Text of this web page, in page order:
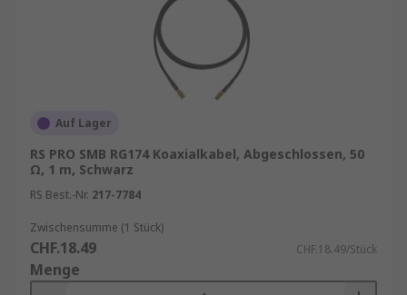
Auf Lager
RS PRO SMB RG174 Koaxialkabel, Abgeschlossen, 50
Ω, 1 m, Schwarz
RS Best.-Nr. 217-7784
Zwischensumme (1 Stück)
CHF.18.49 CHF.18.49/Stück
Menge